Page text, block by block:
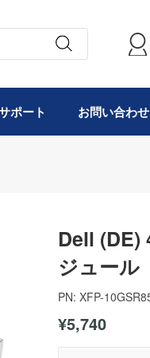
ポート お問い合わせ
Dell (DE)
ジュール
PN: XFP-
¥5,740